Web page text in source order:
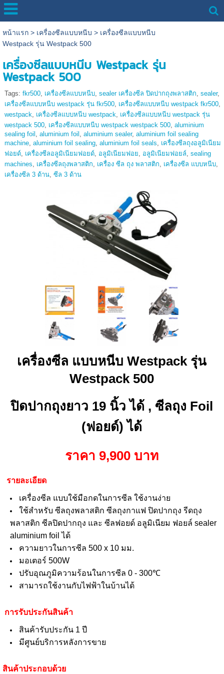
หน้าแรก> เครื่องซีลแบบหนีบ > เครื่องซีลแบบหนีบ
Westpack รุ่น Westpack 500
เครื่องซีลแบบหนีบ Westpack รุ่น
Westpack 500
Tags: fkr500, เครื่องซีลแบบหนีบ, sealer เครื่องซีล ปิดปากถุงพลาสติก, sealer,
เครื่องซีลแบบหนีบ westpack รุ่น fkr500, เครื่องซีลแบบหนีบ westpack fkr500,
westpack, เครื่องซีลแบบหนีบ westpack, เครื่องซีลแบบหนีบ westpack รุ่น
westpack 500, เครื่องซีลแบบหนีบ westpack westpack 500, aluminium
sealing foil , aluminium foil , aluminium sealer, aluminium foil sealing
machine, aluminium foil sealing, aluminium foil seals, เครื่องซีลถุงอลูมิเนียม
ฟอยด์, เครื่องซีลอลูมิเนียมฟอยด์, อลูมิเนียมฟอย, อลูมิเนียมฟอยล์, sealing
machines, เครื่องซีลถุงพลาสติก, เครื่อง ซีล ถุง พลาสติก, เครื่องซีล แบบหนีบ,
เครื่องซีล 3 ด้าน, ซีล 3 ด้าน
เครื่องซีล แบบหนีบ Westpack รุ่น
Westpack 500
ปิดปากถุงยาว 19 นิ้ว ได้ , ซีลถุง Foil
(ฟอยด์) ได้
ราคา 9,900 บาท
รายละเอียด
เครื่องซีล แบบใช้มือกดในการซีล ใช้งานง่าย
ใช้สำหรับ ซีลถุงพลาสติก ซีลถุงกาแฟ ปิดปากถุง รีดถุง
พลาสติก ซีลปิดปากถุง และ ซีลฟอยด์ อลูมิเนียม ฟอยล์ sealer
aluminium foil ได้
ความยาวในการซีล 500 x 10 มม.
มอเตอร์ 500W
ปรับอุณภูมิความร้อนในการซีล 0 - 300℃
สามารถใช้งานกับไฟฟ้าในบ้านได้
การรับประกันสินค้า
สินค้ารับประกัน 1 ปี
มีศูนย์บริการหลังการขาย
สินค้าประกอบด้วย